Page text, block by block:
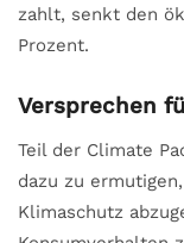
zahlt, senkt den
Prozent.
Versprechen
Teil der Climate
dazu zu
Klimaschutz